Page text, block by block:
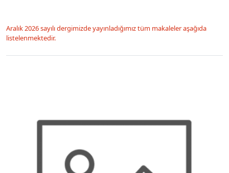
Aralık 2026 sayılı dergimizde yayınladığımız tüm makaleler aşağıda
listelenmektedir.